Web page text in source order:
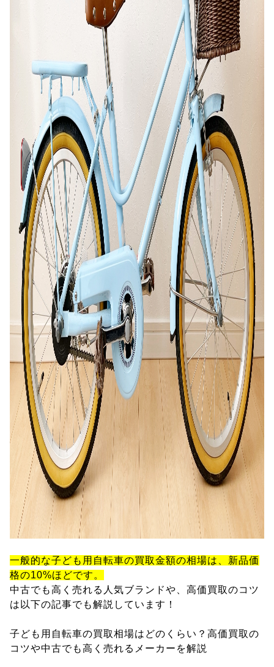
一般的な子ども用自転車の買取金額の相場は、新品価
格の10%ほどです。
中古でも高く売れる人気ブランドや、高価買取のコツ
は以下の記事でも解説しています！
子ども用自転車の買取相場はどのくらい？高価買取の
コツや中古でも高く売れるメーカーを解説